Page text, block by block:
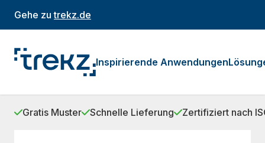
Gehe zutrekz.de
Inspirierende Anwendungen
Gratis Muster Schnelle Lieferung Zertifiziert nach